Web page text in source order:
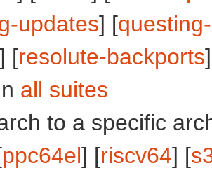
updates] [
] [resolute-backports
all suites
to a specific
ppc64el] [riscv64] [